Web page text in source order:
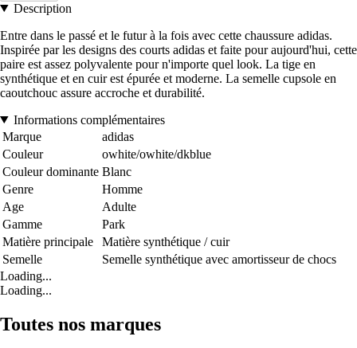
Description
Entre dans le passé et le futur à la fois avec cette chaussure adidas.
Inspirée par les designs des courts adidas et faite pour aujourd'hui, cette
paire est assez polyvalente pour n'importe quel look. La tige en
synthétique et en cuir est épurée et moderne. La semelle cupsole en
caoutchouc assure accroche et durabilité.
Informations complémentaires
Marque
adidas
Couleur
owhite/owhite/dkblue
Couleur dominante Blanc
Genre
Homme
Age
Adulte
Gamme
Park
Matière principale
Matière synthétique / cuir
Semelle
Semelle synthétique avec amortisseur de chocs
Loading...
Loading...
Toutes nos marques